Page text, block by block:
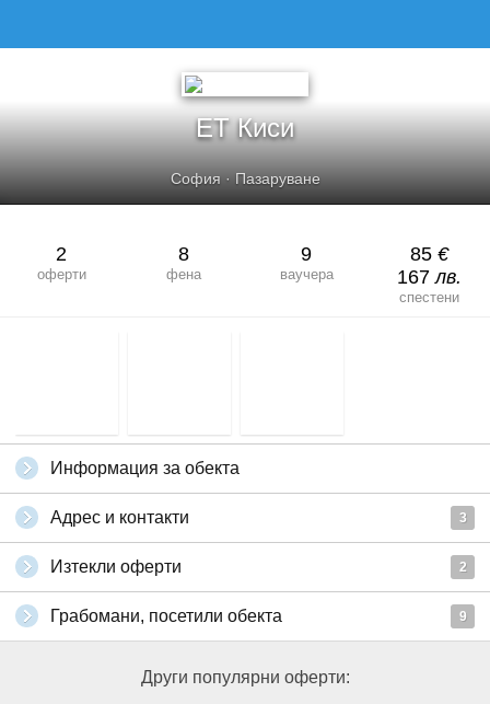
ЕТ Киси
София· Пазаруване
2
оферти
8
фена
9
ваучера
85 €
167лв.
спестени
Информация за обекта
Адрес и контакти 3
Изтекли оферти 2
Грабомани, посетили обекта 9
Други популярни оферти: